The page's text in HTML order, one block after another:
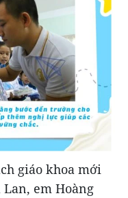
giáo khoa mới
em Hoàng